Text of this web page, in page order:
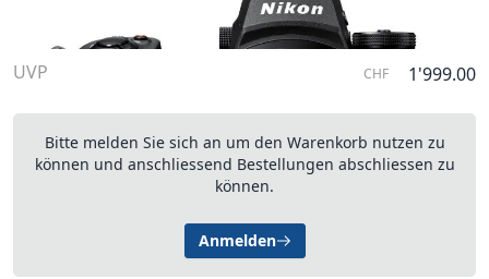
UVP CHF 1'999.00
Bitte melden Sie sich an um den Warenkorb nutzen zu
können und anschliessend Bestellungen abschliessen zu
können.
Anmelden